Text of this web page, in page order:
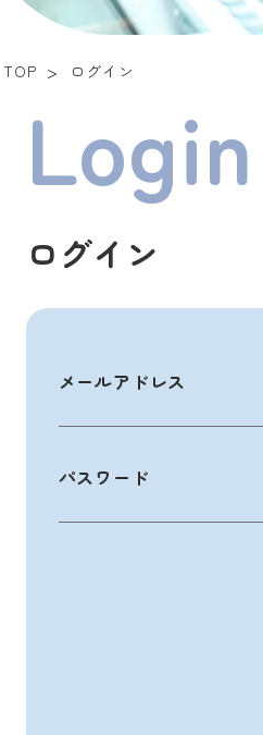
TOP ログイン
Login
ログイン
メールアドレス
パスワード